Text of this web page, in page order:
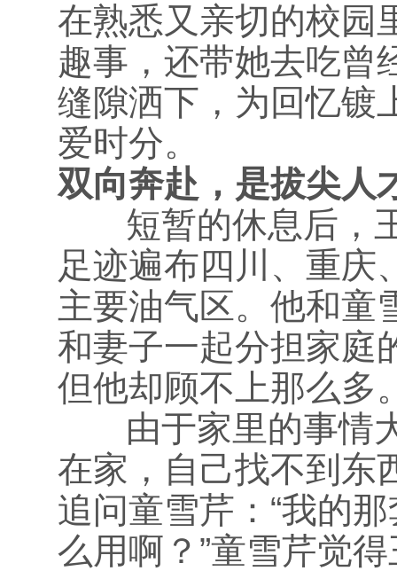
在熟悉又亲切的校园
趣事，还带她去吃
缝隙洒下，为回忆镀
爱时分。
双向奔赴，是拔尖人
短暂的休息后，王
足迹遍布四川、重庆
主要油气区。他和童
和妻子一起分担家庭
但他却顾不上那么多
由于家里的事情大
在家，自己找不到东
追问童雪芹：“我的
么用啊？”童雪芹觉